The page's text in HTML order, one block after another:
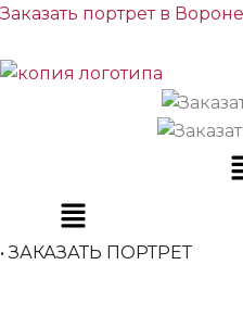
Перейти
содержимому
Заказать портрет в
• ЗАКАЗАТЬ ПОРТРЕТ